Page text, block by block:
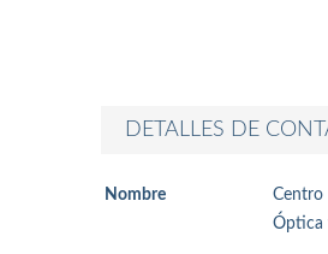
DETALLES DE
Nombre
Centro
Óptica